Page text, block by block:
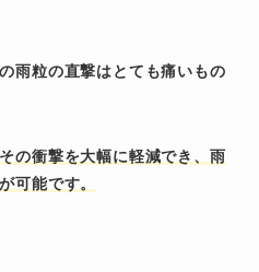
雨粒の直撃はとても痛いもの
の衝撃を大幅に軽減でき、雨
可能です。